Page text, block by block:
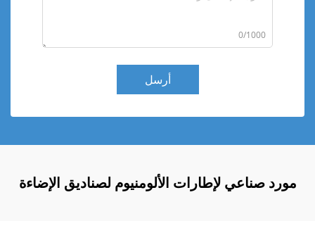
0/1000
أرسل
مورد صناعي لإطارات الألومنيوم لصناديق الإضاءة